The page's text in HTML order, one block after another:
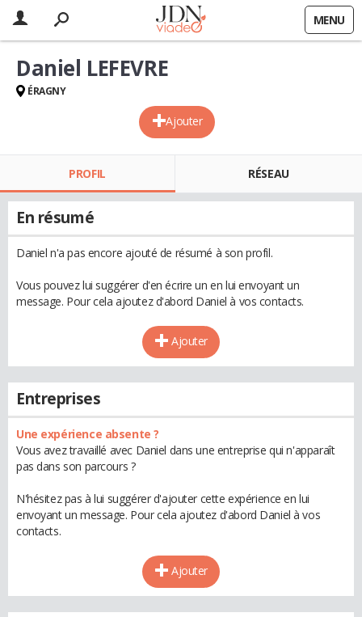
MENU
Ajouter
Daniel LEFEVRE
ÉRAGNY
PROFIL RÉSEAU
En résumé
Daniel n'a pas encore ajouté de résumé à son profil.
Vous pouvez lui suggérer d'en écrire un en lui envoyant un
message. Pour cela ajoutez d'abord Daniel à vos contacts.
Ajouter
Entreprises
Une expérience absente ?
Vous avez travaillé avec Daniel dans une entreprise qui n'apparaît
pas dans son parcours ?
N'hésitez pas à lui suggérer d'ajouter cette expérience en lui
envoyant un message. Pour cela ajoutez d'abord Daniel à vos
contacts.
Ajouter